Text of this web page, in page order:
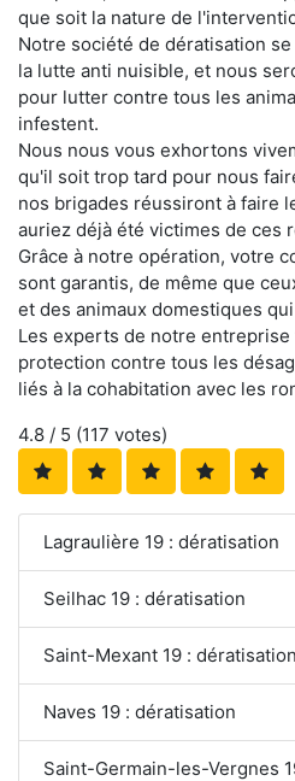
que soit la nature de
Notre société de dératisation
la lutte anti nuisible, et nous
pour lutter contre tous les
infestent.
Nous nous vous exhortons
qu'il soit trop tard pour nous
nos brigades réussiront à faire
auriez déjà été victimes de ces
Grâce à notre opération, votre
sont garantis, de même que
et des animaux domestiques
Les experts de notre
protection contre tous les
liés à la cohabitation avec les
4.8 / 5 (117 votes)
Lagraulière 19 : dératisation
Seilhac 19 : dératisation
Saint-Mexant 19 : dératisation
Naves 19 : dératisation
Saint-Germain-les-Vergnes